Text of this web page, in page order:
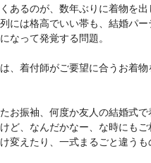
あるのが、数年ぶりに着物を出
には格高でいい帯も、結婚パー
なって発覚する問題。
、着付師がご要望に合うお着
お振袖、何度か友人の結婚式で
ど、なんだかなー、な時にもご
変えたり、一式まるごと違うも